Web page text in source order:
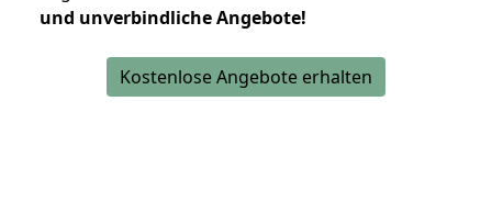
und unverbindliche Angebote!
Kostenlose Angebote erhalten